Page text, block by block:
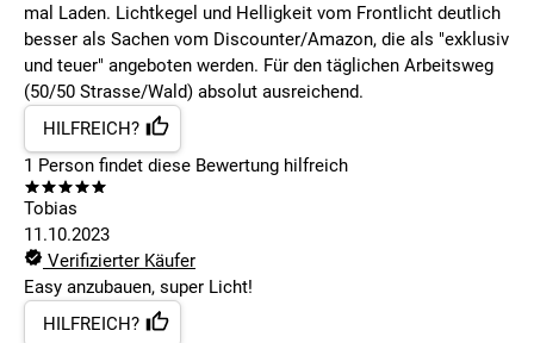
mal Laden. Lichtkegel und Helligkeit vom Frontlicht deutlich
besser als Sachen vom Discounter/Amazon, die als "exklusiv
und teuer" angeboten werden. Für den täglichen Arbeitsweg
(50/50 Strasse/Wald) absolut ausreichend.
HILFREICH?
1 Person findet diese Bewertung hilfreich
Tobias
11.10.2023
Verifizierter Käufer
Easy anzubauen, super Licht!
HILFREICH?